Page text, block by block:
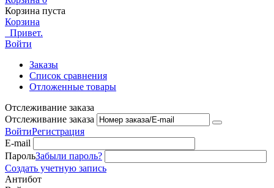
Корзина пуста
Корзина
Привет.
Войти
Заказы
Список сравнения
Отложенные товары
Отслеживание заказа
Отслеживание заказа
ВойтиРегистрация
E-mail
ПарольЗабыли пароль?
Создать учетную запись
Антибот